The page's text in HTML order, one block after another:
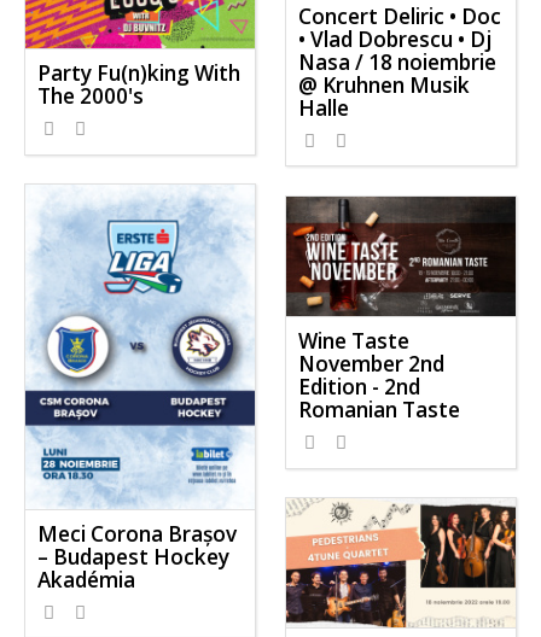
Concert Deliric • Doc
• Vlad Dobrescu • Dj
Nasa / 18 noiembrie
@ Kruhnen Musik
Halle
Party Fu(n)king With
The 2000's
Meci Corona Brașov
– Budapest Hockey
Akadémia
Wine Taste
November 2nd
Edition - 2nd
Romanian Taste